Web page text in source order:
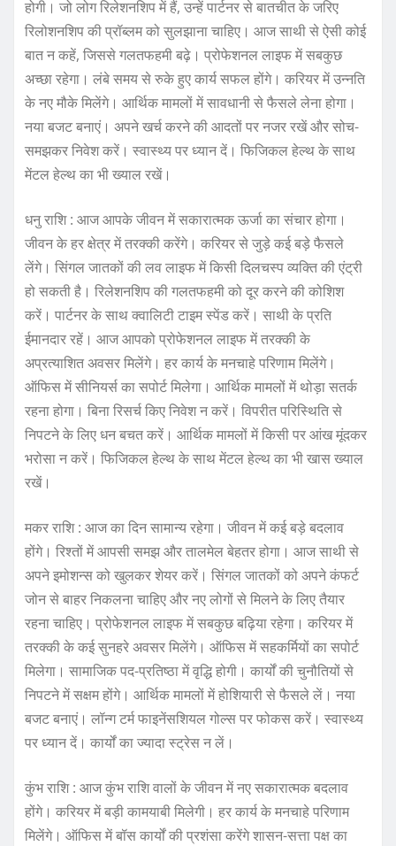
होगी। जो लोग रिलेशनशिप में हैं, उन्हें पार्टनर से बातचीत के जरिए
रिलोशनशिप की प्रॉब्लम को सुलझाना चाहिए। आज साथी से ऐसी कोई
बात न कहें, जिससे गलतफहमी बढ़े। प्रोफेशनल लाइफ में सबकुछ
अच्छा रहेगा। लंबे समय से रुके हुए कार्य सफल होंगे। करियर में उन्नति
के नए मौके मिलेंगे। आर्थिक मामलों में सावधानी से फैसले लेना होगा।
नया बजट बनाएं। अपने खर्च करने की आदतों पर नजर रखें और सोच-
समझकर निवेश करें। स्वास्थ्य पर ध्यान दें। फिजिकल हेल्थ के साथ
मेंटल हेल्थ का भी ख्याल रखें।
धनु राशि : आज आपके जीवन में सकारात्मक ऊर्जा का संचार होगा।
जीवन के हर क्षेत्र में तरक्की करेंगे। करियर से जुड़े कई बड़े फैसले
लेंगे। सिंगल जातकों की लव लाइफ में किसी दिलचस्प व्यक्ति की एंट्री
हो सकती है। रिलेशनशिप की गलतफहमी को दूर करने की कोशिश
करें। पार्टनर के साथ क्वालिटी टाइम स्पेंड करें। साथी के प्रति
ईमानदार रहें। आज आपको प्रोफेशनल लाइफ में तरक्की के
अप्रत्याशित अवसर मिलेंगे। हर कार्य के मनचाहे परिणाम मिलेंगे।
ऑफिस में सीनियर्स का सपोर्ट मिलेगा। आर्थिक मामलों में थोड़ा सतर्क
रहना होगा। बिना रिसर्च किए निवेश न करें। विपरीत परिस्थिति से
निपटने के लिए धन बचत करें। आर्थिक मामलों में किसी पर आंख मूंदकर
भरोसा न करें। फिजिकल हेल्थ के साथ मेंटल हेल्थ का भी खास ख्याल
रखें।
मकर राशि : आज का दिन सामान्य रहेगा। जीवन में कई बड़े बदलाव
होंगे। रिश्तों में आपसी समझ और तालमेल बेहतर होगा। आज साथी से
अपने इमोशन्स को खुलकर शेयर करें। सिंगल जातकों को अपने कंफर्ट
जोन से बाहर निकलना चाहिए और नए लोगों से मिलने के लिए तैयार
रहना चाहिए। प्रोफेशनल लाइफ में सबकुछ बढ़िया रहेगा। करियर में
तरक्की के कई सुनहरे अवसर मिलेंगे। ऑफिस में सहकर्मियों का सपोर्ट
मिलेगा। सामाजिक पद-प्रतिष्ठा में वृद्धि होगी। कार्यों की चुनौतियों से
निपटने में सक्षम होंगे। आर्थिक मामलों में होशियारी से फैसले लें। नया
बजट बनाएं। लॉन्ग टर्म फाइनेंसशियल गोल्स पर फोकस करें। स्वास्थ्य
पर ध्यान दें। कार्यों का ज्यादा स्ट्रेस न लें।
कुंभ राशि : आज कुंभ राशि वालों के जीवन में नए सकारात्मक बदलाव
होंगे। करियर में बड़ी कामयाबी मिलेगी। हर कार्य के मनचाहे परिणाम
मिलेंगे। ऑफिस में बॉस कार्यों की प्रशंसा करेंगे शासन-सत्ता पक्ष का